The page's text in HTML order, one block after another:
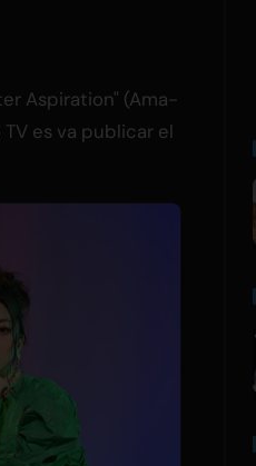
Aspiration" (Ama-
es va publicar el